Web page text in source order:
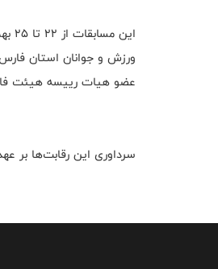
ورزش و جوانان استان
عضو هیات رییسه هیئت
سرداوری این رقابت‌ها بر